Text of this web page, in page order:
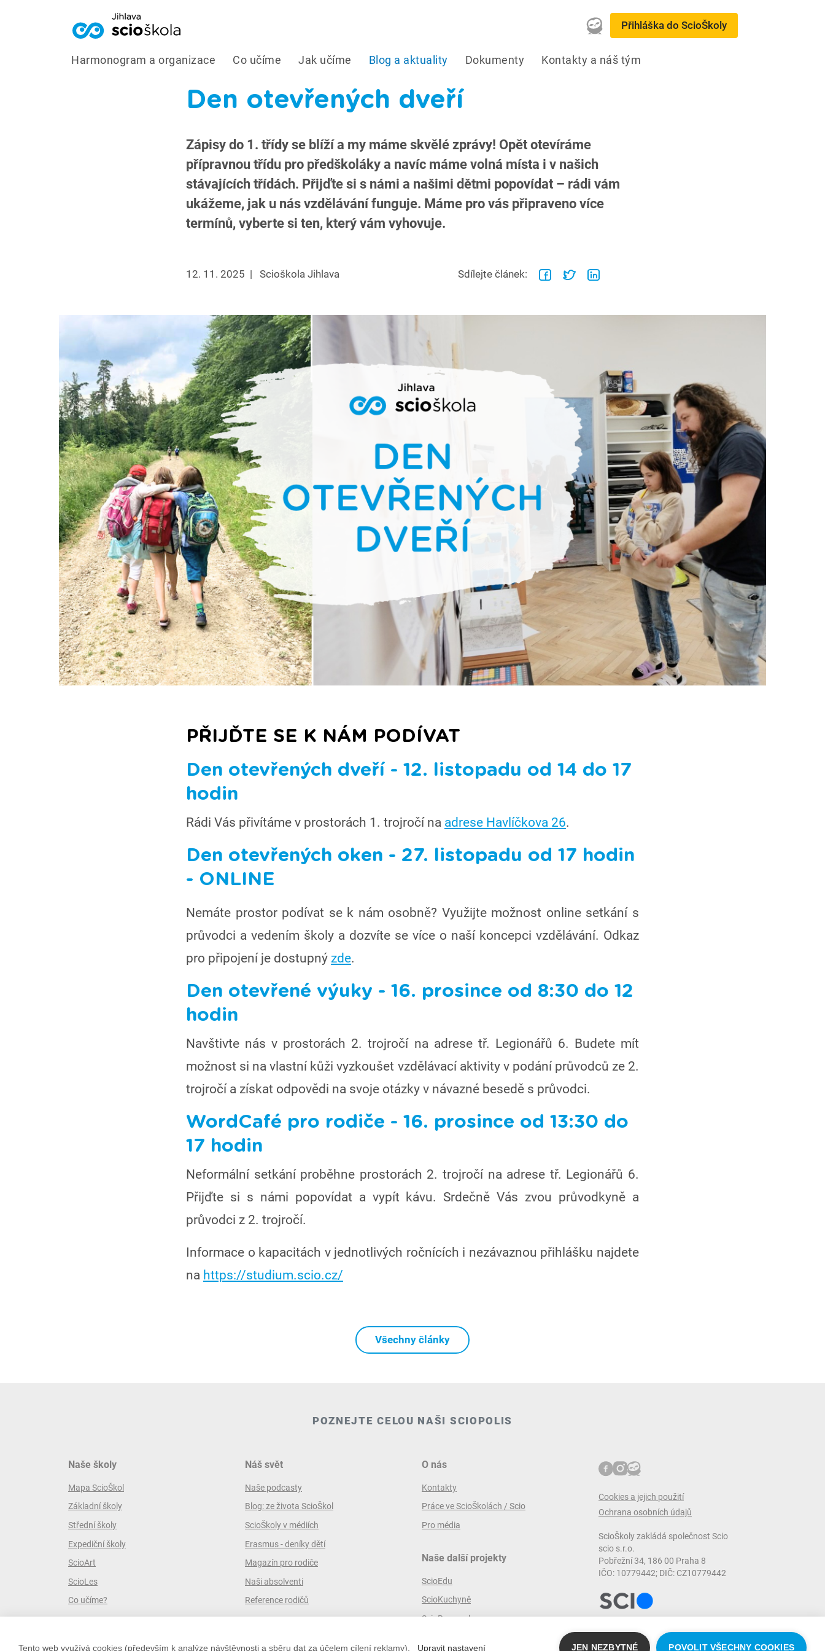
Tento web využívá cookies (především k analýze návštěvnosti a sběru dat za účelem cílení reklamy). Upravit nastavení JEN NEZBYTNÉ POVOLIT VŠECHNY COOKIES
Přihláška do ScioŠkoly
Harmonogram a organizace Co učíme Jak učíme Blog a aktuality Dokumenty Kontakty a náš tým
Den otevřených dveří
Zápisy do 1. třídy se blíží a my máme skvělé zprávy! Opět otevíráme
přípravnou třídu pro předškoláky a navíc máme volná místa i v našich
stávajících třídách. Přijďte si s námi a našimi dětmi popovídat – rádi vám
ukážeme, jak u nás vzdělávání funguje. Máme pro vás připraveno více
termínů, vyberte si ten, který vám vyhovuje.
12. 11. 2025 | Scioškola Jihlava Sdílejte článek:
PŘIJĎTE SE K NÁM PODÍVAT
Den otevřených dveří - 12. listopadu od 14 do 17
hodin
Rádi Vás přivítáme v prostorách 1. trojročí na adrese Havlíčkova 26.
Den otevřených oken - 27. listopadu od 17 hodin
- ONLINE
Nemáte prostor podívat se k nám osobně? Využijte možnost online setkání s
průvodci a vedením školy a dozvíte se více o naší koncepci vzdělávání. Odkaz
pro připojení je dostupný zde.
Den otevřené výuky - 16. prosince od 8:30 do 12
hodin
Navštivte nás v prostorách 2. trojročí na adrese tř. Legionářů 6. Budete mít
možnost si na vlastní kůži vyzkoušet vzdělávací aktivity v podání průvodců ze 2.
trojročí a získat odpovědi na svoje otázky v návazné besedě s průvodci.
WordCafé pro rodiče - 16. prosince od 13:30 do
17 hodin
Neformální setkání proběhne prostorách 2. trojročí na adrese tř. Legionářů 6.
Přijďte si s námi popovídat a vypít kávu. Srdečně Vás zvou průvodkyně a
průvodci z 2. trojročí.
Informace o kapacitách v jednotlivých ročnících i nezávaznou přihlášku najdete
na https://studium.scio.cz/
Všechny články
POZNEJTE CELOU NAŠI SCIOPOLIS
Naše školy
Mapa ScioŠkol
Základní školy
Střední školy
Expediční školy
ScioArt
ScioLes
Co učíme?
Náš svět
Naše podcasty
Blog: ze života ScioŠkol
ScioŠkoly v médiích
Erasmus - deníky dětí
Magazín pro rodiče
Naši absolventi
Reference rodičů
O nás
Kontakty
Práce ve ScioŠkolách / Scio
Pro média
Naše další projekty
ScioEdu
ScioKuchyně
ScioResearch
Cookies a jejich použití
Ochrana osobních údajů
ScioŠkoly zakládá společnost Scio
scio s.r.o.
Pobřežní 34, 186 00 Praha 8
IČO: 10779442; DIČ: CZ10779442